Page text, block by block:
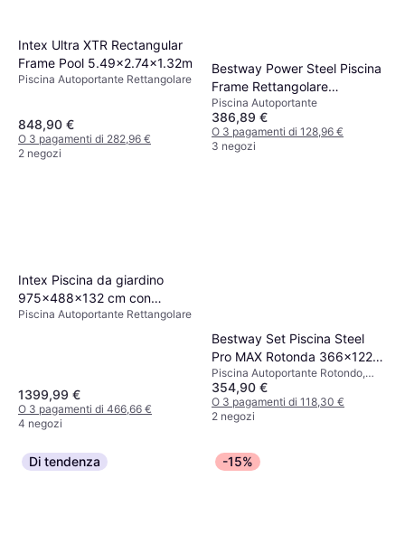
Intex Ultra XTR Rectangular
Frame Pool 5.49x2.74x1.32m
Piscina Autoportante Rettangolare
848,90 €
O 3 pagamenti di 282,96 €
2 negozi
Bestway Power Steel Piscina
Frame Rettangolare
404x201x100 cm
Piscina Autoportante
386,89 €
O 3 pagamenti di 128,96 €
3 negozi
Intex Piscina da giardino
975x488x132 cm con
pompa, scaletta e accessori
Piscina Autoportante Rettangolare
1399,99 €
O 3 pagamenti di 466,66 €
4 negozi
Bestway Set Piscina Steel
Pro MAX Rotonda 366x122
cm
Piscina Autoportante Rotondo,
PVC, Poliestere, Liner
354,90 €
O 3 pagamenti di 118,30 €
2 negozi
Di tendenza -15%